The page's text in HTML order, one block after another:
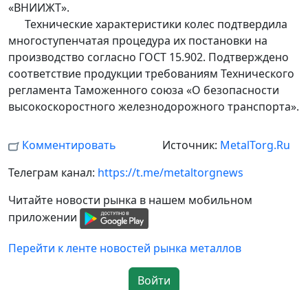
«ВНИИЖТ».
Технические характеристики колес подтвердила
многоступенчатая процедура их постановки на
производство согласно ГОСТ 15.902. Подтверждено
соответствие продукции требованиям Технического
регламента Таможенного союза «О безопасности
высокоскоростного железнодорожного транспорта».
Комментировать Источник: MetalTorg.Ru
Телеграм канал: https://t.me/metaltorgnews
Читайте новости рынка в нашем мобильном
приложении
Перейти к ленте новостей рынка металлов
Войти